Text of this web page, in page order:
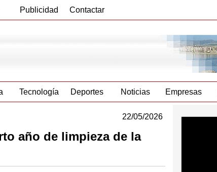
Publicidad Contactar
Tecnología Deportes Noticias Empresas
22/05/2026
año de limpieza de la